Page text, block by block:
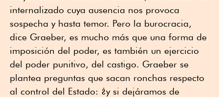
internalizado cuya ausencia nos provoca
sospecha y hasta temor. Pero la burocracia,
dice Graeber, es mucho más que una forma de
imposición del poder, es también un ejercicio
del poder punitivo, del castigo. Graeber se
plantea preguntas que sacan ronchas respecto
al control del Estado: ¿y si dejáramos de